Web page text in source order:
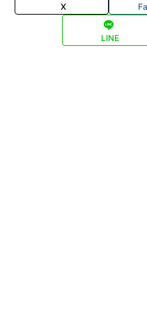
X
LINE